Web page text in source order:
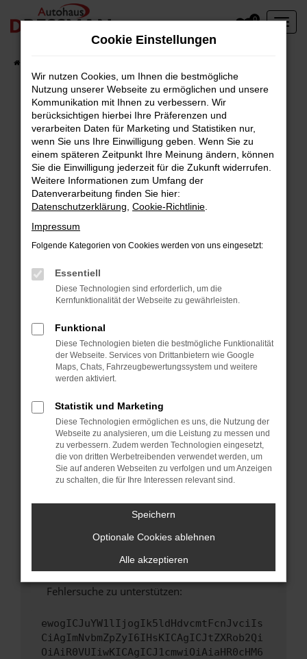
Zum
Hauptinhalt
0
Fehler: Network Error
Beim Laden ist ein Fehler aufgetreten.
Hier sind ein paar Tipps, die dir helfen können:
Überprüfe deine Firewall und deine
Internetverbindung.
Laden andere Webseiten, zum Beispiel deine
Manche Erweiterungen, wie Werbeblocker,
können das Laden bestimmter Seiten
verhindern. Funktioniert die Seite in einem
Fenster?
Starte dein Gerät neu.
Das kann manchmal helfen, vorübergehende
Probleme zu beheben.
Stelle sicher, dass dein Browser und dein
Betriebssystem auf dem neuesten Stand
sind.
Veraltete Software birgt nicht nur ein
Sicherheitsrisiko, sondern kann auch dazu
führen, dass bestimmte Funktionen nicht mehr
Wende dich an den Webseitenbetreiber.
Wenn du alle oben genannten Schritte versucht
hast, kontaktiere uns bitte. Wir werden
versuchen, das Problem zu beheben. Du kannst
uns diesen Text schicken, um uns bei der
Fehlersuche zu unterstützen:
ewogICJuYW1lIjogIk5ldHdvcmtFcnJvciIs
CiAgImNvbmZpZyI6IHsKICAgICJtZXRob2Qi
OiAiR0VUIiwKICAgICJ1cmwiOiAiaHR0cHM6
Cookie Einstellungen
Wir nutzen Cookies, um Ihnen die bestmögliche
Nutzung unserer Webseite zu ermöglichen und unsere
Kommunikation mit Ihnen zu verbessern. Wir
berücksichtigen hierbei Ihre Präferenzen und
verarbeiten Daten für Marketing und Statistiken nur,
wenn Sie uns Ihre Einwilligung geben. Wenn Sie zu
einem späteren Zeitpunkt Ihre Meinung ändern, können
Sie die Einwilligung jederzeit für die Zukunft widerrufen.
Weitere Informationen zum Umfang der
Datenverarbeitung finden Sie hier:
Datenschutzerklärung Cookie-Richtlinie
Impressum
Folgende Kategorien von Cookies werden von uns eingesetzt:
Essentiell
Diese Technologien sind erforderlich, um die
Kernfunktionalität der Webseite zu gewährleisten.
Funktional
Diese Technologien bieten die bestmögliche Funktionalität
der Webseite. Services von Drittanbietern wie Google
Maps, Chats, Fahrzeugbewertungssystem und weitere
werden aktiviert.
Statistik und Marketing
Diese Technologien ermöglichen es uns, die Nutzung der
Webseite zu analysieren, um die Leistung zu messen und
zu verbessern. Zudem werden Technologien eingesetzt,
die von dritten Werbetreibenden verwendet werden, um
Sie auf anderen Webseiten zu verfolgen und um Anzeigen
zu schalten, die für Ihre Interessen relevant sind.
Speichern
Optionale Cookies ablehnen
Alle akzeptieren